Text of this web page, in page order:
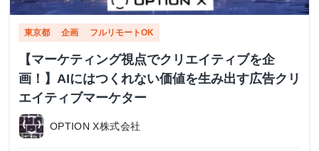
東京都 企画 フルリモートOK
【マーケティング視点でクリエイティブを企
画！】AIにはつくれない価値を生み出す広告クリ
エイティブマーケター
OPTION X株式会社